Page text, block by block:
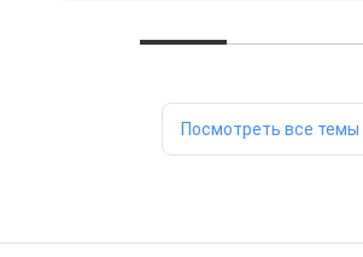
Посмотреть все темы